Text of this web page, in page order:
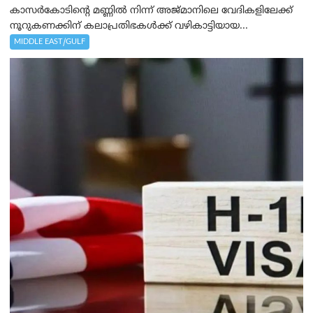
കാസർകോടിന്റെ മണ്ണിൽ നിന്ന് അജ്മാനിലെ വേദികളിലേക്ക്
നൂറുകണക്കിന് കലാപ്രതിഭകൾക്ക് വഴികാട്ടിയായ...
MIDDLE EAST/GULF